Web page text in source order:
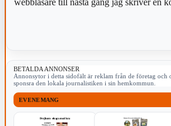
BETALDA ANNONSER
Annonsytor i detta sidofält är reklam från de företag och
sponsra den lokala journalistiken i sin hemkommun.
EVENEMANG